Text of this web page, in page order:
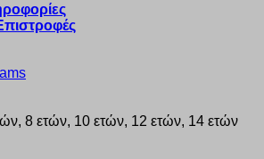
8 ετών, 10 ετών, 12 ετών, 14 ετών